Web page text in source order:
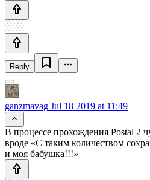
Reply
ganzmavag Jul 18 2019 at 11:49
В процессе прохождения Postal 2
вроде «С таким количеством
и моя бабушка!!!»